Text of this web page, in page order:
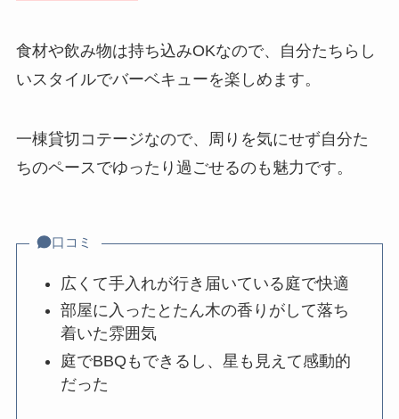
食材や飲み物は持ち込みOKなので、自分たちらし
いスタイルでバーベキューを楽しめます。
一棟貸切コテージなので、周りを気にせず自分た
ちのペースでゆったり過ごせるのも魅力です。
口コミ
広くて手入れが行き届いている庭で快適
部屋に入ったとたん木の香りがして落ち
着いた雰囲気
庭でBBQもできるし、星も見えて感動的
だった